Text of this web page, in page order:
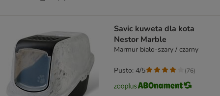
Savic kuweta dla kota
Nestor Marble
Marmur biało-szary / czarny
Pusto: 4/5 (76)